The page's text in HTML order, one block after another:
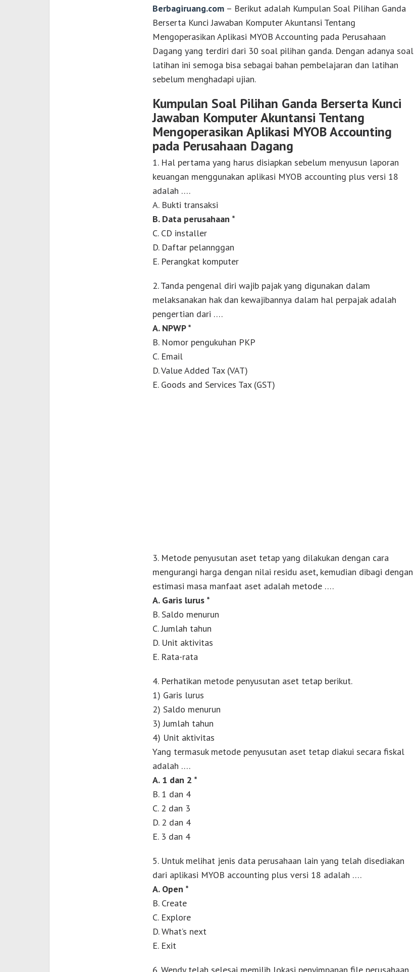
Berbagiruang.com– Berikut adalah Kumpulan Soal Pilihan Ganda
Berserta Kunci Jawaban Komputer Akuntansi Tentang
Mengoperasikan Aplikasi MYOB Accounting pada Perusahaan
Dagang yang terdiri dari 30 soal pilihan ganda. Dengan adanya soal
latihan ini semoga bisa sebagai bahan pembelajaran dan latihan
sebelum menghadapi ujian.
Kumpulan Soal Pilihan Ganda Berserta Kunci
Jawaban Komputer Akuntansi Tentang
Mengoperasikan Aplikasi MYOB Accounting
pada Perusahaan Dagang
1. Hal pertama yang harus disiapkan sebelum menyusun laporan
keuangan menggunakan aplikasi MYOB accounting plus versi 18
adalah ….
A. Bukti transaksi
B. Data perusahaan *
C. CD installer
D. Daftar pelannggan
E. Perangkat komputer
2. Tanda pengenal diri wajib pajak yang digunakan dalam
melaksanakan hak dan kewajibannya dalam hal perpajak adalah
pengertian dari ….
A. NPWP *
B. Nomor pengukuhan PKP
C. Email
D. Value Added Tax (VAT)
E. Goods and Services Tax (GST)
3. Metode penyusutan aset tetap yang dilakukan dengan cara
mengurangi harga dengan nilai residu aset, kemudian dibagi dengan
estimasi masa manfaat aset adalah metode ….
A. Garis lurus *
B. Saldo menurun
C. Jumlah tahun
D. Unit aktivitas
E. Rata-rata
4. Perhatikan metode penyusutan aset tetap berikut.
1) Garis lurus
2) Saldo menurun
3) Jumlah tahun
4) Unit aktivitas
Yang termasuk metode penyusutan aset tetap diakui secara fiskal
adalah ….
A. 1 dan 2 *
B. 1 dan 4
C. 2 dan 3
D. 2 dan 4
E. 3 dan 4
5. Untuk melihat jenis data perusahaan lain yang telah disediakan
dari aplikasi MYOB accounting plus versi 18 adalah ….
A. Open *
B. Create
C. Explore
D. What’s next
E. Exit
6. Wendy telah selesai memilih lokasi penyimpanan file perusahaan